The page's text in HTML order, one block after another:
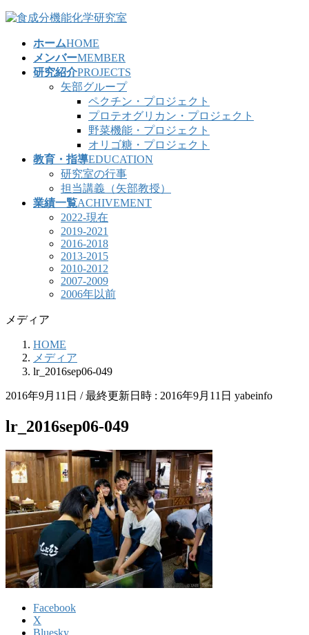
コ
ナ
ホームHOME
メンバーMEMBER
研究紹介PROJECTS
矢部グループ
ペクチン・プロジェクト
プロテオグリカン・プロジェクト
野菜機能・プロジェクト
オリゴ糖・プロジェクト
教育・指導EDUCATION
研究室の行事
担当講義（矢部教授）
業績一覧ACHIVEMENT
2022-現在
2019-2021
2016-2018
2013-2015
2010-2012
2007-2009
2006年以前
メディア
HOME
メディア
lr_2016sep06-049
2016年9月11日 / 最終更新日時 : 2016年9月11日 yabeinfo
lr_2016sep06-049
Facebook
X
Bluesky